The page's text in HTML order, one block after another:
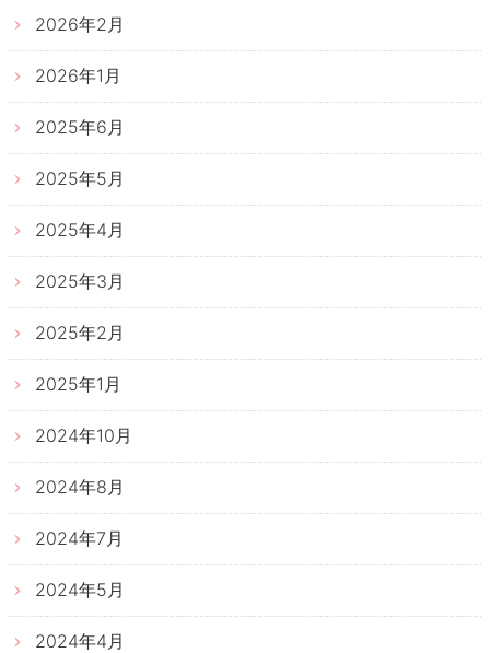
2026年2月
2026年1月
2025年6月
2025年5月
2025年4月
2025年3月
2025年2月
2025年1月
2024年10月
2024年8月
2024年7月
2024年5月
2024年4月